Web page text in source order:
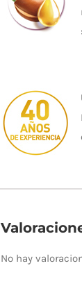
No hay